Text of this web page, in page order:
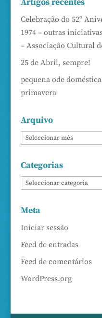
Celebração do 52º
1974 – outras
– Associação Cultural
25 de Abril, sempre!
pequena ode
primavera
Arquivo
Categorias
Meta
Iniciar sessão
Feed de entradas
Feed de comentários
WordPress.org